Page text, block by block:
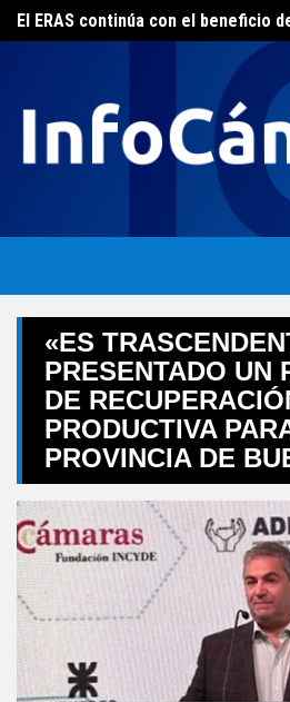
Skip
to
El ERAS continúa con el beneficio
«ES
PRESENTADO UN
DE
PRODUCTIVA
PROVINCIA DE